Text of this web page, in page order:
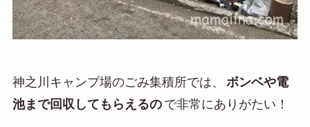
神之川キャンプ場のごみ集積所では、
ボンベや電
池まで回収してもらえるの で非常にありがたい！